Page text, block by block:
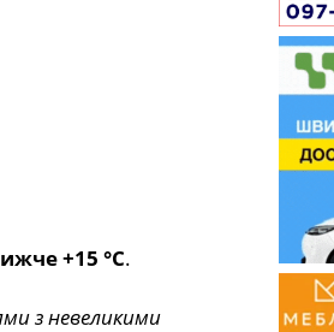
+15 °С.
з невеликими